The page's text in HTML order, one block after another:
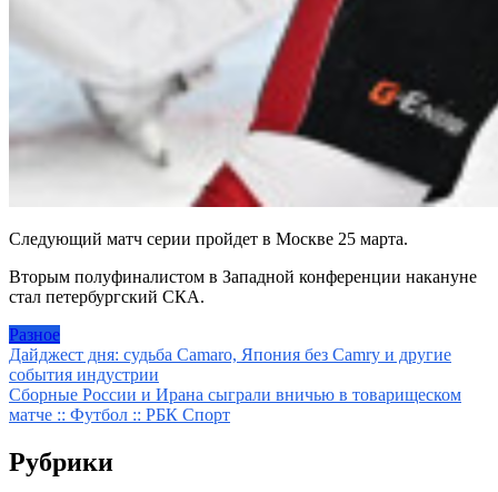
Следующий матч серии пройдет в Москве 25 марта.
Вторым полуфиналистом в Западной конференции накануне
стал петербургский СКА.
Разное
Навигация
по
записям
Дайджест дня: судьба Camaro, Япония без Camry и другие
события индустрии
Сборные России и Ирана сыграли вничью в товарищеском
матче :: Футбол :: РБК Спорт
Рубрики